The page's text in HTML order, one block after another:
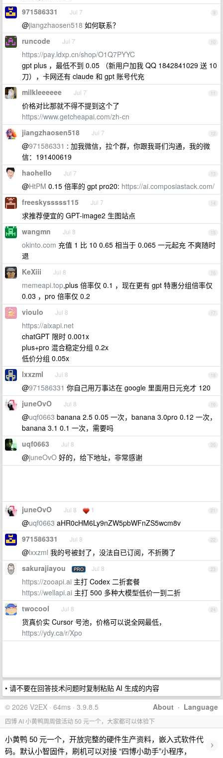
9
971586331 Jul 7
@jiangzhaosen518 如何联系？
10
runcode Jul 7
https://pay.ldxp.cn/shop/O1Q7PYYC
gpt plus ，最低不到 0.05 （新用户加我 QQ 1842841029 送 10
刀），卡网还有 claude 和 gpt 账号代充
11
milkleeeeee Jul 7
价格对比那就不得不提到这个了
https://www.getcheapai.com/zh-cn
12
jiangzhaosen518 Jul 7
@971586331 : 加我微信，拉个群，你跟我哥们沟通，我的微
信：191400619
13
haohello Jul 7
@HtPM 0.15 倍率的 gpt pro20: https://ai.composiastack.com/
14
freeskysssss115 Jul 7
求推荐便宜的 GPT-image2 生图站点
15
wangmn Jul 8
okinto.com 充值 1 比 10 0.65 相当于 0.065 一元起充 不爽随时
退
16
KeXiii Jul 8
memeapi.top,plus 倍率仅 0.1 ，现在更有 gpt 特惠分组倍率仅
0.03 ，pro 倍率仅 0.2
17
vioulo Jul 8
https://aixapi.net
chatGPT 限时 0.001x
plus+pro 混合稳定分组 0.2x
低价分组 0.05x
18
lxxzml Jul 8
@971586331 你自己用万事达在 google 里面用日元充才 120
19
juneOvO Jul 8
@uqf0663 banana 2.5 0.05 一次，banana 3.0pro 0.12 一次，
banana 3.1 0.1 一次，需要吗
20
uqf0663 Jul 8
@juneOvO 好的，给下地址，非常感谢
21
juneOvO Jul 8 1
@uqf0663 aHR0cHM6Ly9nZW5pbWFnZS5wcm8v
22
971586331 Jul 8
@lxxzml 我的号被封了，没法自已订阅，不折腾了
23
sakurajiayou PRO Jul 8
https://zooapi.ai 主打 Codex 二折套餐
https://wellapi.ai 主打 500 多种大模型低价一到二折
24
twocool Jul 8
货真价实 Cursor 号池，价格可以说全网最低，
https://ydy.ca/r/Xpo
• 请不要在回答技术问题时复制粘贴 AI 生成的内容
About · Language
© 2026 V2EX · 64ms · 3.9.8.5
四博 AI 小黄鸭周周做活动 50 元一个，大家都可以体验下
小黄鸭 50 元一个，开放完整的硬件生产资料，嵌入式软件代
码。默认小智固件，刷机可以对接 “四博小助手”小程序，
›